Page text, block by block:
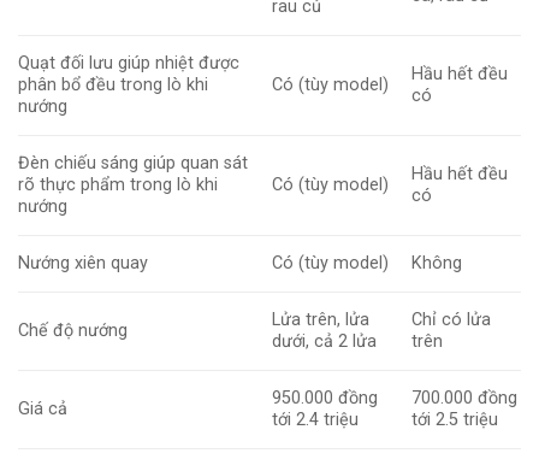
rau củ
Quạt đối lưu giúp nhiệt được
phân bổ đều trong lò khi
nướng
Có (tùy model)
Hầu hết đều
có
Đèn chiếu sáng giúp quan sát
rõ thực phẩm trong lò khi
nướng
Có (tùy model)
Hầu hết đều
có
Nướng xiên quay Có (tùy model) Không
Chế độ nướng
Lửa trên, lửa
dưới, cả 2 lửa
Chỉ có lửa
trên
Giá cả
950.000 đồng
tới 2.4 triệu
700.000 đồng
tới 2.5 triệu